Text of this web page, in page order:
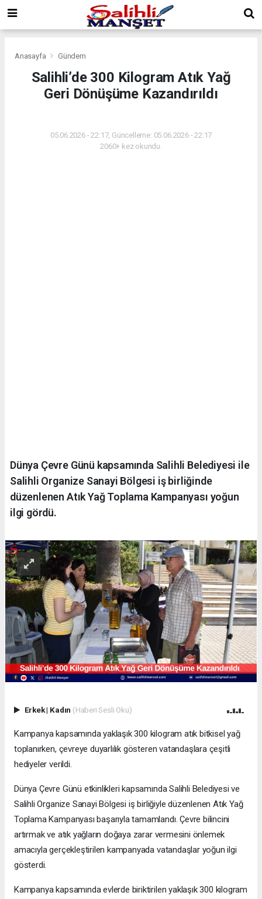
Anasayfa Gündem
Salihli’de 300 Kilogram Atık Yağ
Geri Dönüşüme Kazandırıldı
05.06.2026 - 22:17, Güncelleme: 05.06.2026 - 22:17
2060+ kez okundu.
Dünya Çevre Günü kapsamında Salihli Belediyesi ile
Salihli Organize Sanayi Bölgesi iş birliğinde
düzenlenen Atık Yağ Toplama Kampanyası yoğun
ilgi gördü.
Erkek| Kadın (Haberi Sesli Oku)
Kampanya kapsamında yaklaşık 300 kilogram atık bitkisel yağ
toplanırken, çevreye duyarlılık gösteren vatandaşlara çeşitli
hediyeler verildi.
Dünya Çevre Günü etkinlikleri kapsamında Salihli Belediyesi ve
Salihli Organize Sanayi Bölgesi iş birliğiyle düzenlenen Atık Yağ
Toplama Kampanyası başarıyla tamamlandı. Çevre bilincini
artırmak ve atık yağların doğaya zarar vermesini önlemek
amacıyla gerçekleştirilen kampanyada vatandaşlar yoğun ilgi
gösterdi.
Kampanya kapsamında evlerde biriktirilen yaklaşık 300 kilogram